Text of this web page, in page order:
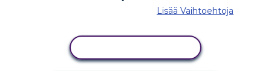
Lisää Vaihtoehtoja